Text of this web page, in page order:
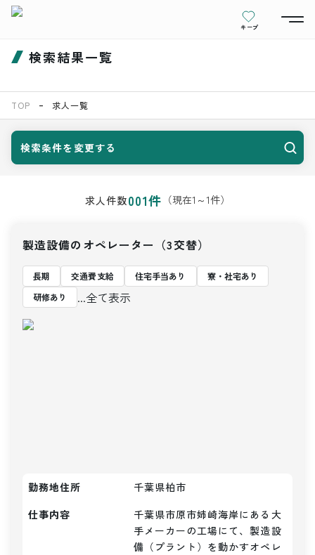
キープ
検索結果一覧
TOP 求人一覧
検索条件を変更する
求人件数001件 （現在1 ～1件）
製造設備のオペレーター（3交替）
長期 交通費支給 住宅手当あり
寮・社宅あり
研修あり
...全て表示
勤務地住所
千葉県柏市
仕事内容
千葉県市原市姉崎海岸にある大
手メーカーの工場にて、製造設
備（プラント）を動かすオペレ